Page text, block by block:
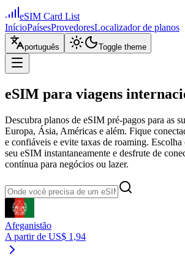
eSIM Card List
InícioPaísesProvedoresLocalizador de planos
português Toggle theme
eSIM para viagens
Descubra planos de eSIM pré-pagos para as
Europa, Ásia, Américas e além. Fique
e confiáveis e evite taxas de roaming.
seu eSIM instantaneamente e desfrute de
contínua para negócios ou lazer.
Afeganistão
A partir de US$ 1,94